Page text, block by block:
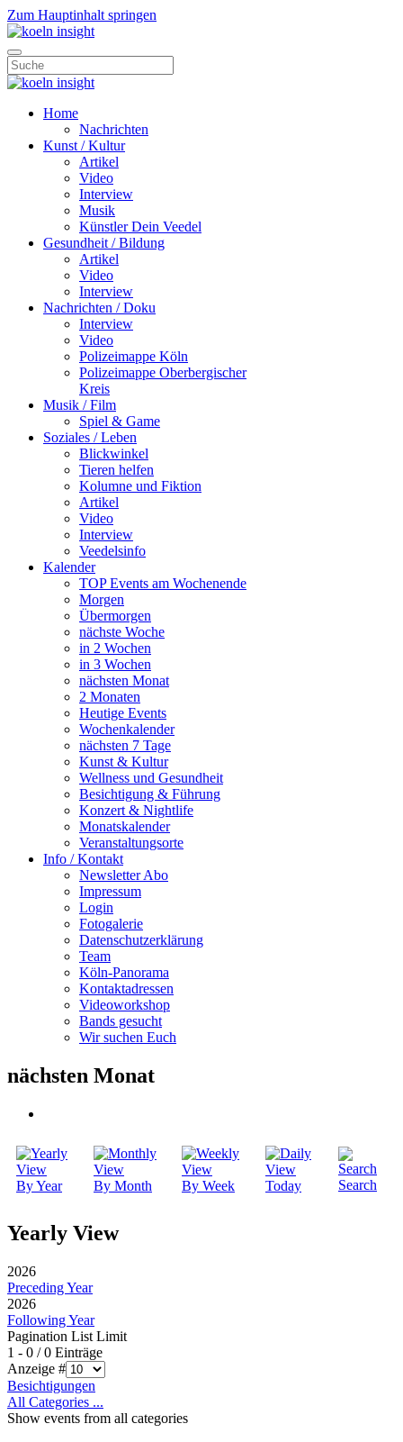
Zum Hauptinhalt springen
Home
Nachrichten
Kunst / Kultur
Artikel
Video
Interview
Musik
Künstler Dein Veedel
Gesundheit / Bildung
Artikel
Video
Interview
Nachrichten / Doku
Interview
Video
Polizeimappe Köln
Polizeimappe Oberbergischer
Kreis
Musik / Film
Spiel & Game
Soziales / Leben
Blickwinkel
Tieren helfen
Kolumne und Fiktion
Artikel
Video
Interview
Veedelsinfo
Kalender
TOP Events am Wochenende
Morgen
Übermorgen
nächste Woche
in 2 Wochen
in 3 Wochen
nächsten Monat
2 Monaten
Heutige Events
Wochenkalender
nächsten 7 Tage
Kunst & Kultur
Wellness und Gesundheit
Besichtigung & Führung
Konzert & Nightlife
Monatskalender
Veranstaltungsorte
Info / Kontakt
Newsletter Abo
Impressum
Login
Fotogalerie
Datenschutzerklärung
Team
Köln-Panorama
Kontaktadressen
Videoworkshop
Bands gesucht
Wir suchen Euch
nächsten Monat
By Year By Month By Week Today Search
Yearly View
2026
Preceding Year
2026
Following Year
Pagination List Limit
1 - 0 / 0 Einträge
Anzeige #
Besichtigungen
All Categories ...
Show events from all categories